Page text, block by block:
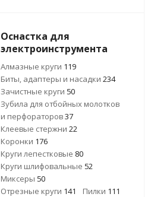
Оснастка для
электроинструмента
Алмазные круги 119
Биты, адаптеры и насадки 234
Зачистные круги 50
Зубила для отбойных молотков
и перфораторов37
Клеевые стержни 22
Коронки 176
Круги лепестковые 80
Круги шлифовальные 52
Миксеры 50
Отрезные круги 141 Пилки 111